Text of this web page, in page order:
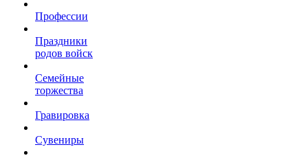
Профессии
Праздники
родов войск
Семейные
торжества
Гравировка
Сувениры